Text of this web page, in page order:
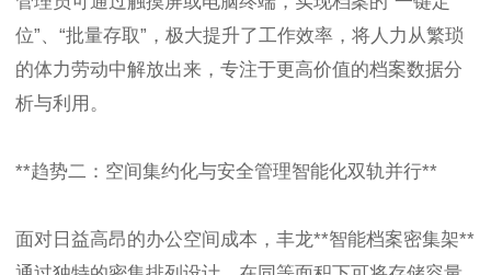
位”、“批量存取”，极大提升了工作效率，将人力从繁琐
的体力劳动中解放出来，专注于更高价值的档案数据分
析与利用。
**趋势二：空间集约化与安全管理智能化双轨并行**
面对日益高昂的办公空间成本，丰龙**智能档案密集架**